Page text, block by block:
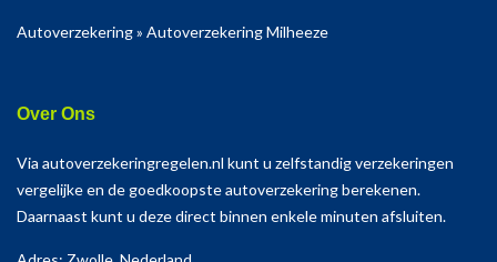
Autoverzekering» Autoverzekering Milheeze
Over Ons
Via autoverzekeringregelen.nl kunt u zelfstandig verzekeringen
vergelijke en de goedkoopste autoverzekering berekenen.
Daarnaast kunt u deze direct binnen enkele minuten afsluiten.